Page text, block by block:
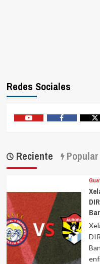
Redes Sociales
Reciente Popular